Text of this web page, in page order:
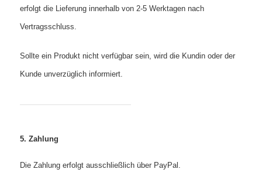
erfolgt die Lieferung innerhalb von 2-5 Werktagen nach
Vertragsschluss.
Sollte ein Produkt nicht verfügbar sein, wird die Kundin oder der
Kunde unverzüglich informiert.
5. Zahlung
Die Zahlung erfolgt ausschließlich über PayPal.